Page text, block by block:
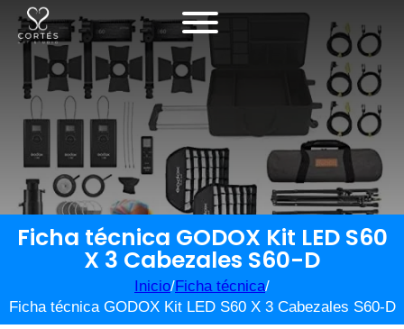
Ficha técnica GODOX Kit LED S60
X 3 Cabezales S60-D
Inicio/Ficha técnica/
Ficha técnica GODOX Kit LED S60 X 3 Cabezales S60-D